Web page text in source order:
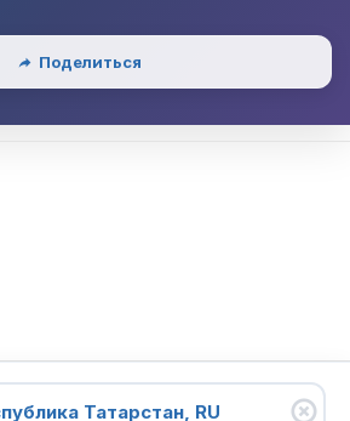
Поделиться